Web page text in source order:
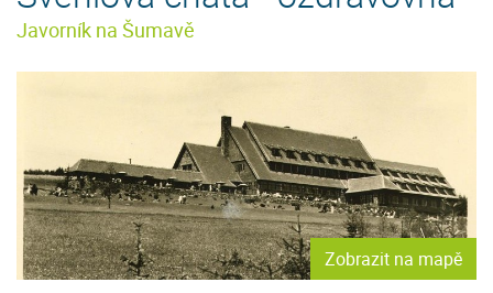
Javorník na Šumavě
Zobrazit na mapě